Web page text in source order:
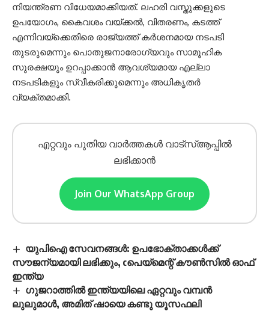
നിയന്ത്രണ വിധേയമാക്കിയത്. ലഹരി വസ്തുക്കളുടെ
ഉപയോഗം, കൈവശം വയ്ക്കൽ, വിതരണം, കടത്ത്
എന്നിവയ്ക്കെതിരെ രാജ്യത്ത് കർശനമായ നടപടി
തുടരുമെന്നും പൊതുജനാരോഗ്യവും സാമൂഹിക
സുരക്ഷയും ഉറപ്പാക്കാൻ ആവശ്യമായ എല്ലാ
നടപടികളും സ്വീകരിക്കുമെന്നും അധികൃതർ
വ്യക്തമാക്കി.
എറ്റവും പുതിയ വാർത്തകൾ വാട്സ്ആപ്പിൽ
ലഭിക്കാൻ
Join Our WhatsApp Group
യുപിഐ സേവനങ്ങൾ: ഉപഭോക്താക്കൾക്ക്
സൗജന്യമായി ലഭിക്കും, cപെയ്മെന്റ് കൗൺസിൽ ഓഫ്
ഇന്ത്യ
ഗുജറാത്തിൽ ഇന്ത്യയിലെ ഏറ്റവും വമ്പൻ
ലുലുമാൾ, അമിത് ഷായെ കണ്ടു യൂസഫലി